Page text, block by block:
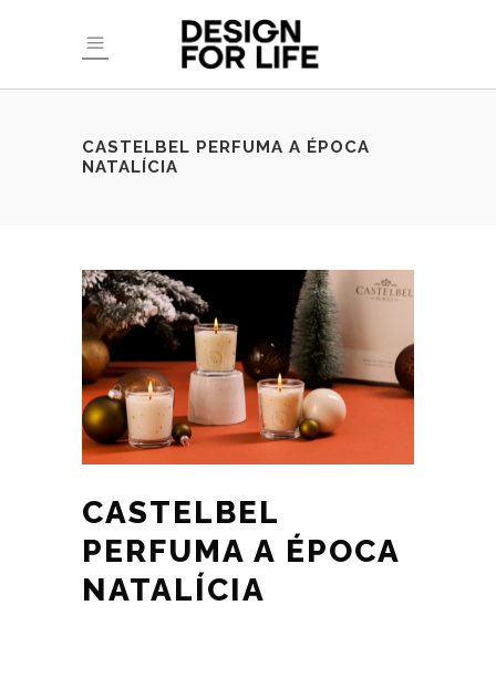
CASTELBEL PERFUMA A ÉPOCA
NATALÍCIA
CASTELBEL
PERFUMA A ÉPOCA
NATALÍCIA